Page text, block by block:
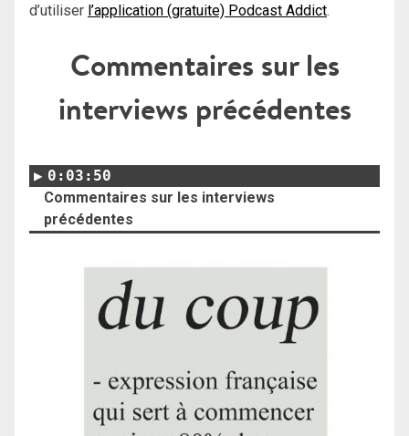
d’utiliser l’application (gratuite) Podcast Addict.
Commentaires sur les
interviews précédentes
0:03:50
Commentaires sur les interviews
précédentes